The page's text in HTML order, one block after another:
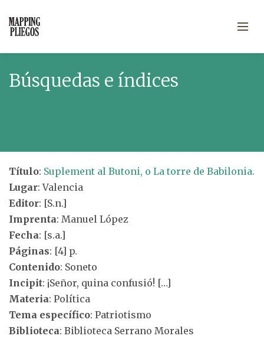
Búsquedas e índices
Título: Suplement al Butoni, o La torre de Babilonia.
Lugar: Valencia
Editor: [S.n.]
Imprenta: Manuel López
Fecha: [s.a.]
Páginas: [4] p.
Contenido: Soneto
Incipit: ¡Señor, quina confusió! […]
Materia: Política
Tema específico: Patriotismo
Biblioteca: Biblioteca Serrano Morales